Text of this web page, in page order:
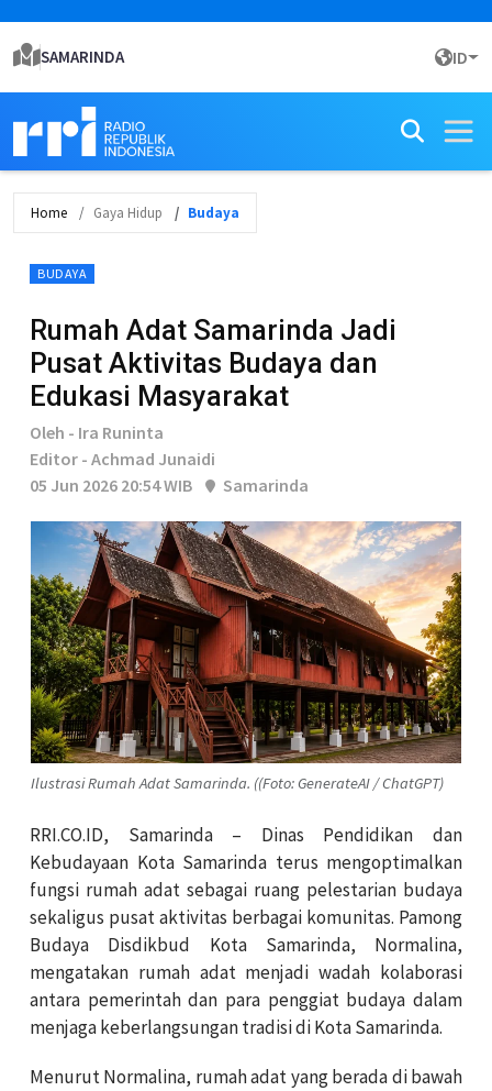
SAMARINDA ID
Home Gaya Hidup Budaya
BUDAYA
Rumah Adat Samarinda Jadi
Pusat Aktivitas Budaya dan
Edukasi Masyarakat
Oleh - Ira Runinta
Editor - Achmad Junaidi
05 Jun 2026 20:54 WIB
Samarinda
Ilustrasi Rumah Adat Samarinda. ((Foto: GenerateAI / ChatGPT)
RRI.CO.ID, Samarinda – Dinas Pendidikan dan
Kebudayaan Kota Samarinda terus mengoptimalkan
fungsi rumah adat sebagai ruang pelestarian budaya
sekaligus pusat aktivitas berbagai komunitas. Pamong
Budaya Disdikbud Kota Samarinda, Normalina,
mengatakan rumah adat menjadi wadah kolaborasi
antara pemerintah dan para penggiat budaya dalam
menjaga keberlangsungan tradisi di Kota Samarinda.
Menurut Normalina, rumah adat yang berada di bawah